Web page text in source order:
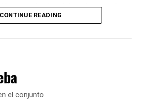
Nasta, goleador del equipo con 8
en el partido frente a San Martin
ya cuenta entre las opciones
Marfort y a Julían Vignolo.
la suspensión por cinco
también está a disposición.
CONTINUE READING
el conjunto